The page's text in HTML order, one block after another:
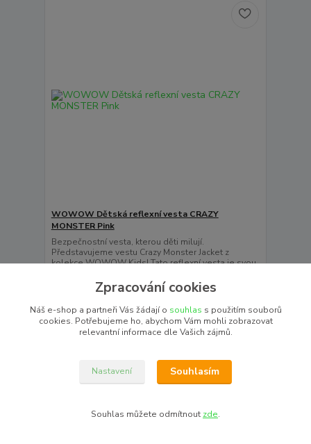
WOWOW Dětská reflexní vesta CRAZY
MONSTER Pink
Bezpečnostní vesta, kterou děti milují.
Představujeme vestu Crazy Monster Jacket z
kolekce WOWOW Kids! Tato reflexní vesta je svou
Ušetříte 240,00 Kč
180,00 Kč/ks
148,76 Kčbez DPH Skladem 1 ks
Zpracování cookies
Náš e-shop a partneři Vás žádají o souhlas s použitím souborů
cookies. Potřebujeme ho, abychom Vám mohli zobrazovat
relevantní informace dle Vašich zájmů.
Nastavení Souhlasím
Souhlas můžete odmítnout zde.